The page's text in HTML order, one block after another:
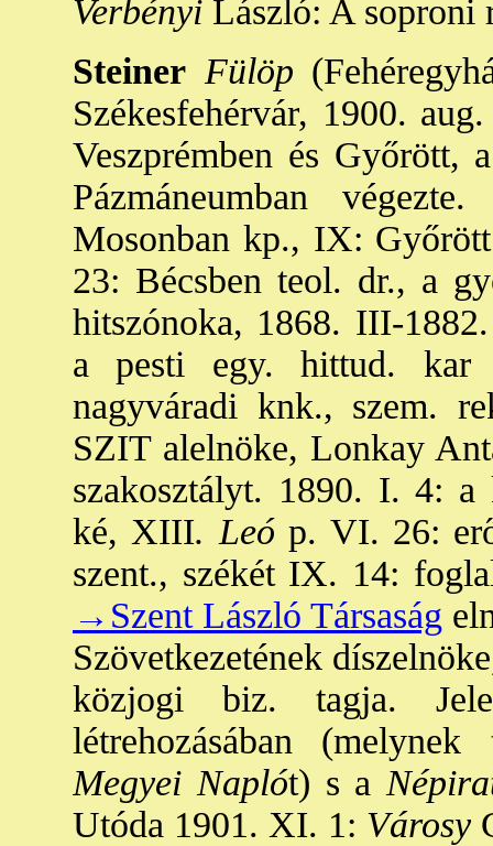
Verbényi László: A soproni
Steiner Fülöp
Székesfehérvár, 1900.
Veszprémben és Győrött,
Pázmáneumban
Mosonban kp., IX:
23: Bécsben teol. dr., a
hitszónoka, 1868. III-
a pesti egy. hittud. kar
nagyváradi knk., szem.
SZIT alelnöke, Lonkay
szakosztályt. 1890. I. 4: a
ké, XIII. Leóp. VI. 26:
szent., székét IX. 14:
→Szent László Társaság
Szövetkezetének
közjogi biz. tagja.
létrehozásában
Megyei Naplót) s a
Utóda 1901. XI. 1: Városy